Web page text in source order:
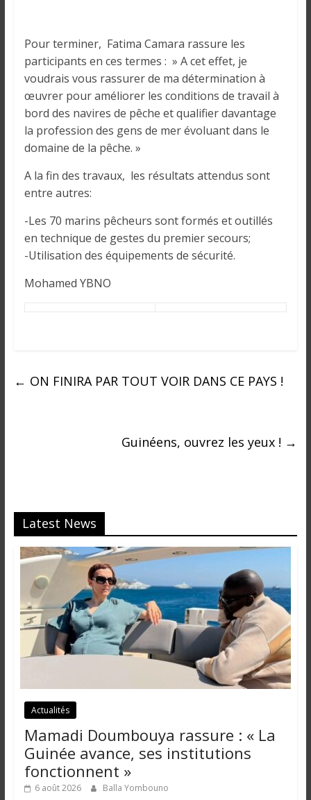
Pour terminer, Fatima Camara rassure les
participants en ces termes : » A cet effet, je
voudrais vous rassurer de ma détermination à
œuvrer pour améliorer les conditions de travail à
bord des navires de pêche et qualifier davantage
la profession des gens de mer évoluant dans le
domaine de la pêche. »
A la fin des travaux, les résultats attendus sont
entre autres:
-Les 70 marins pêcheurs sont formés et outillés
en technique de gestes du premier secours;
-Utilisation des équipements de sécurité.
Mohamed YBNO
← ON FINIRA PAR TOUT VOIR DANS CE PAYS !
Guinéens, ouvrez les yeux ! →
Latest News
Actualités
Mamadi Doumbouya rassure : « La
Guinée avance, ses institutions
fonctionnent »
6 août 2026 Balla Yombouno